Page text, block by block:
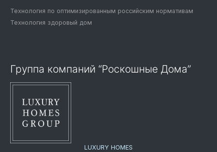
Технология по оптимизированным российским нормативам
Технология здоровый дом
Группа компаний “Роскошные Дома”
LUXURY HOMES